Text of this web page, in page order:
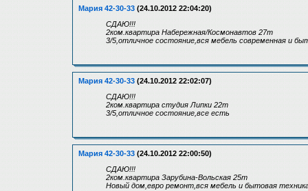
Мария 42-30-33 (24.10.2012 22:04:20)
СДАЮ!!!
2ком.квартира Набережная/Космонавтов 27т
3/5,отличное состояние,вся мебель современная и
Мария 42-30-33 (24.10.2012 22:02:07)
СДАЮ!!!
2ком.квартира студия Липки 22т
3/5,отличное состояние,все есть
Мария 42-30-33 (24.10.2012 22:00:50)
СДАЮ!!!
2ком.квартира Зарубина-Вольская 25т
Новый дом,евро ремонт,вся мебель и бытовая